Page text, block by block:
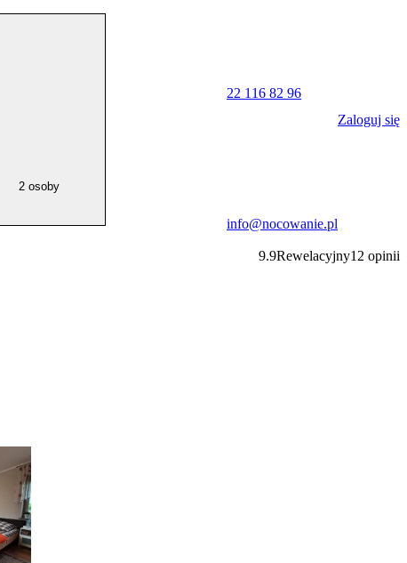
2 osoby
22 116 82 96
info@nocowanie.pl
Zaloguj się
9.9Rewelacyjny12 opinii